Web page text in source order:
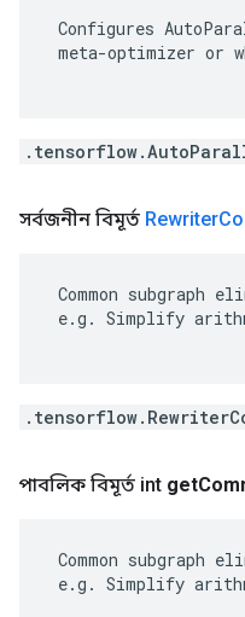
Configures
meta-optimizer or
সর্বজনীন বিমূর্ত Rewriter
Common subgraph
e.g. Simplify
পাবলিক বিমূর্ত int get
Common subgraph
e.g. Simplify